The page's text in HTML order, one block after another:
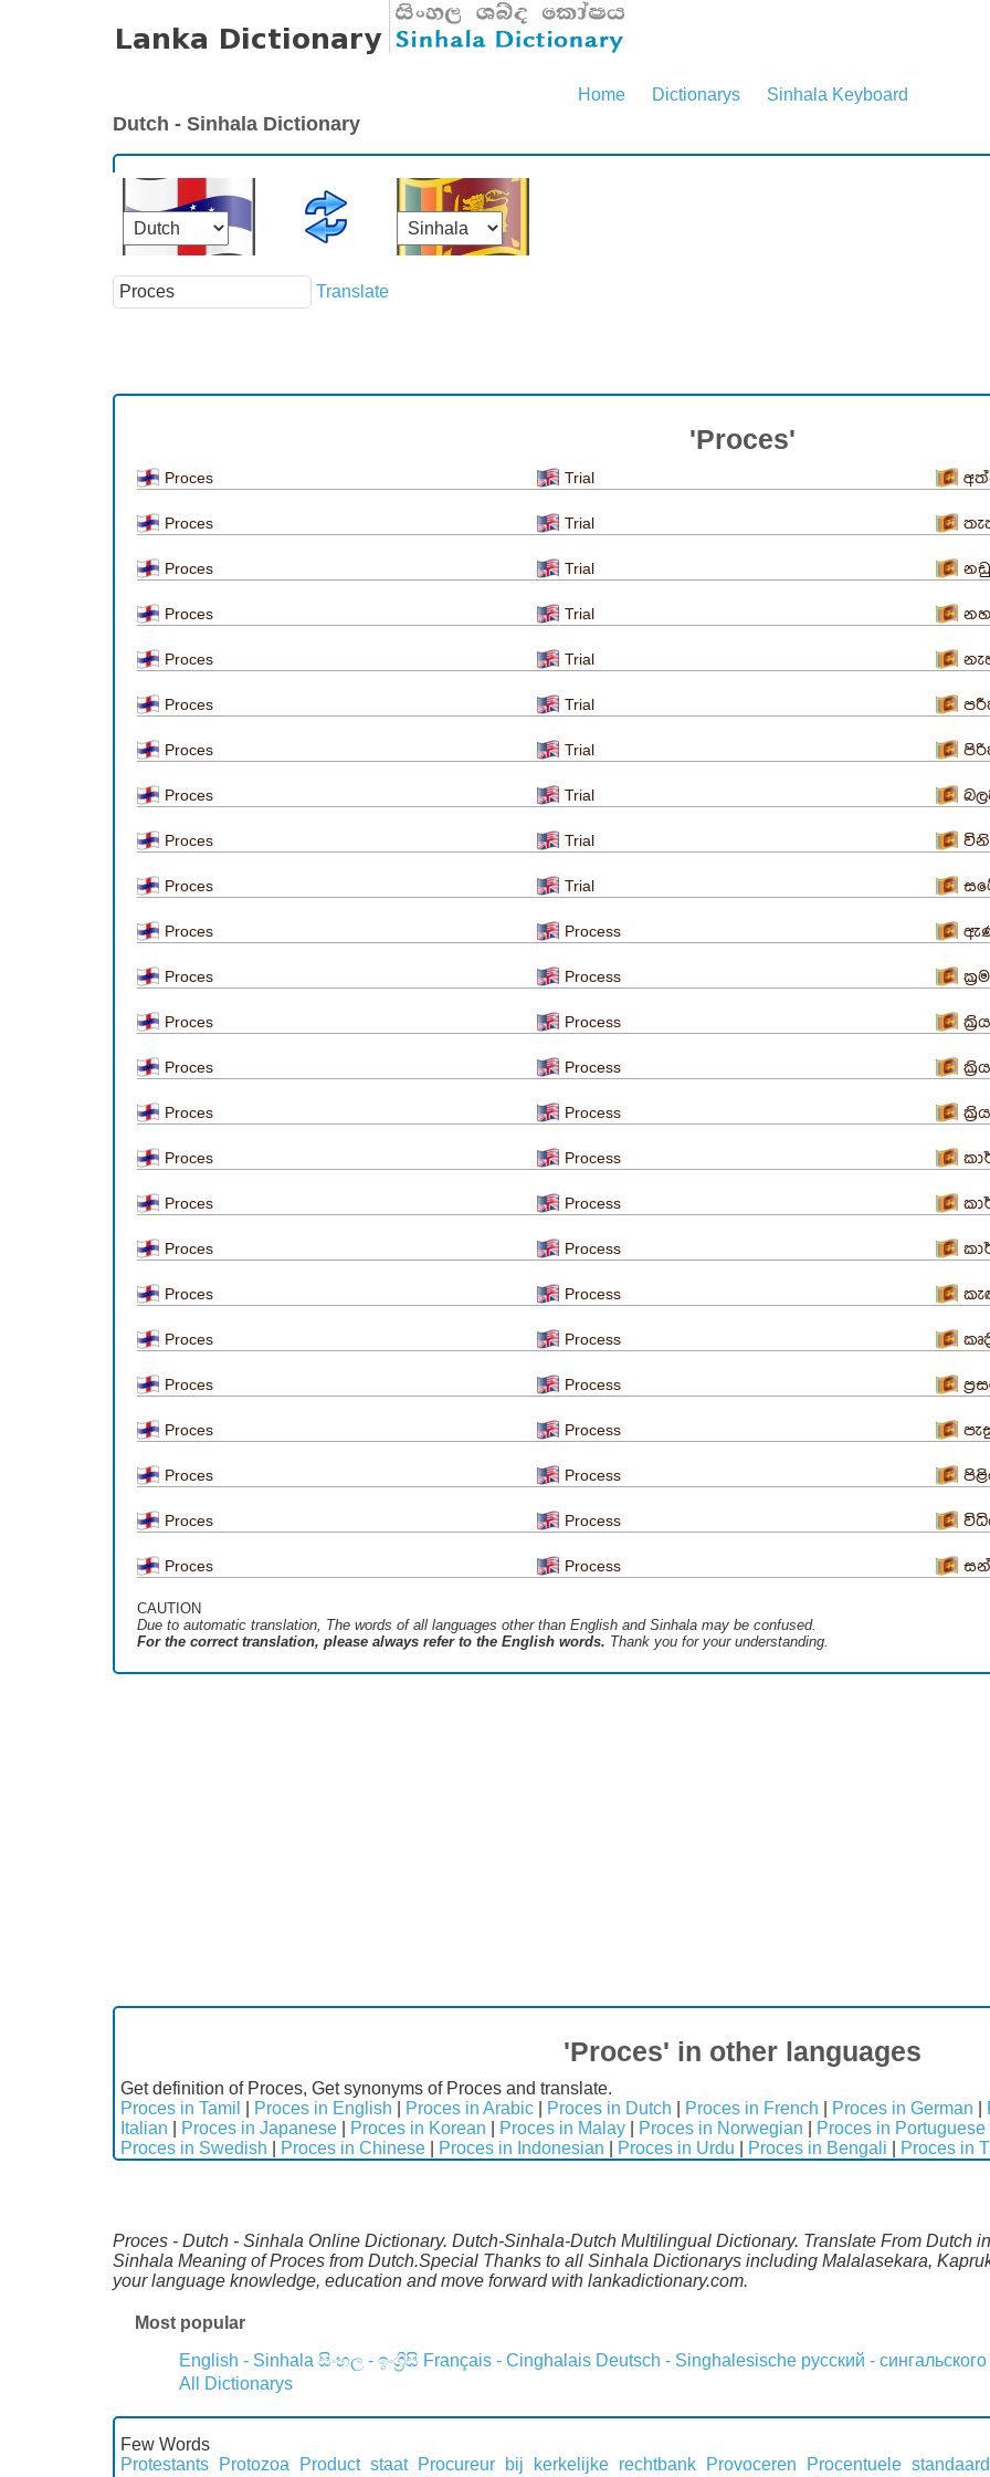
Home Dictionarys Sinhala Keyboard
Dutch - Sinhala Dictionary
Translate
'Proces'
Proces Trial
Proces Trial
Proces Trial
Proces Trial
Proces Trial
Proces Trial
Proces Trial
Proces Trial
Proces Trial
Proces Trial
Proces Process
Proces Process
Proces Process
Proces Process
Proces Process
Proces Process
Proces Process
Proces Process
Proces Process
Proces Process
Proces Process
Proces Process
Proces Process
Proces Process
Proces Process
CAUTION
Due to automatic translation, The words of all languages ​​other than English and Sinhala may be confused.
For the correct translation, please always refer to the English words. Thank you for your understanding.
'Proces' in other languages
Get definition of Proces, Get synonyms of Proces and translate.
Proces in Tamil
Proces in English Proces in Arabic Proces in Dutch Proces in French Proces in German
Italian
Proces in Japanese Proces in Korean Proces in Malay Proces in Norwegian Proces in Portuguese
Proces in Swedish
Proces in Chinese Proces in Indonesian Proces in Urdu Proces in Bengali Proces in
Proces - Dutch - Sinhala Online Dictionary. Dutch-Sinhala-Dutch Multilingual Dictionary. Translate From Dutch
Sinhala Meaning of Proces from Dutch.Special Thanks to all Sinhala Dictionarys including Malalasekara,
your language knowledge, education and move forward with lankadictionary.com.
Most popular
English - Sinhala සිංහල - ඉංග්‍රීසි Français - Cinghalais Deutsch - Singhalesische русский - сингальского
All Dictionarys
Few Words
Protestants
Protozoa Product staat Procureur bij kerkelijke rechtbank Provoceren Procentuele